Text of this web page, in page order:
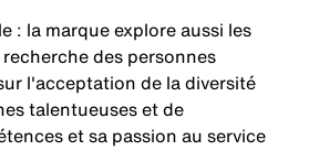
: la marque explore aussi les
des personnes
l'acceptation de la diversité
talentueuses et de
et sa passion au service